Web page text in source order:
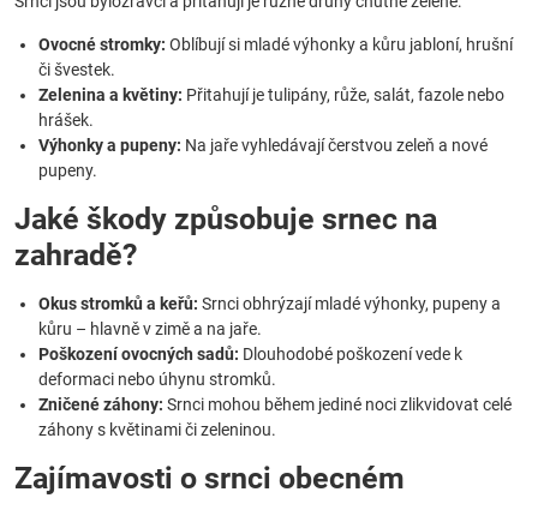
Ovocné stromky: Oblíbují si mladé výhonky a kůru jabloní, hrušní
či švestek.
Zelenina a květiny: Přitahují je tulipány, růže, salát, fazole nebo
hrášek.
Výhonky a pupeny: Na jaře vyhledávají čerstvou zeleň a nové
pupeny.
Jaké škody způsobuje srnec na
zahradě?
Okus stromků a keřů: Srnci obhrýzají mladé výhonky, pupeny a
kůru – hlavně v zimě a na jaře.
Poškození ovocných sadů: Dlouhodobé poškození vede k
deformaci nebo úhynu stromků.
Zničené záhony: Srnci mohou během jediné noci zlikvidovat celé
záhony s květinami či zeleninou.
Zajímavosti o srnci obecném